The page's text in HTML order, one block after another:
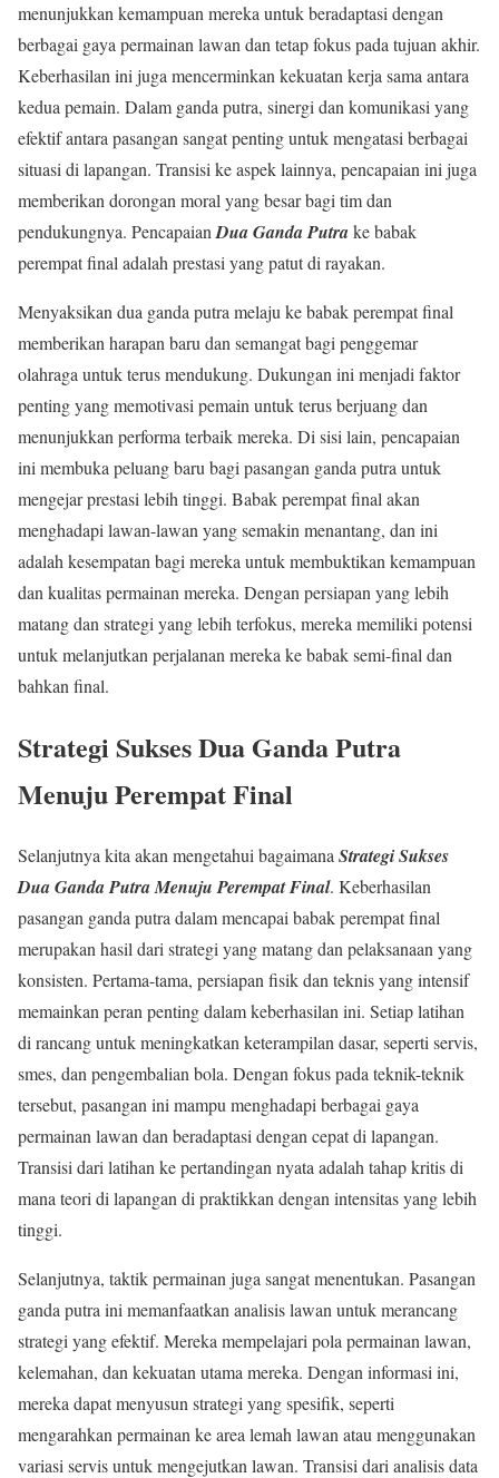
menunjukkan kemampuan mereka untuk beradaptasi dengan
berbagai gaya permainan lawan dan tetap fokus pada tujuan akhir.
Keberhasilan ini juga mencerminkan kekuatan kerja sama antara
kedua pemain. Dalam ganda putra, sinergi dan komunikasi yang
efektif antara pasangan sangat penting untuk mengatasi berbagai
situasi di lapangan. Transisi ke aspek lainnya, pencapaian ini juga
memberikan dorongan moral yang besar bagi tim dan
pendukungnya. Pencapaian Dua Ganda Putrake babak
perempat final adalah prestasi yang patut di rayakan.
Menyaksikan dua ganda putra melaju ke babak perempat final
memberikan harapan baru dan semangat bagi penggemar
olahraga untuk terus mendukung. Dukungan ini menjadi faktor
penting yang memotivasi pemain untuk terus berjuang dan
menunjukkan performa terbaik mereka. Di sisi lain, pencapaian
ini membuka peluang baru bagi pasangan ganda putra untuk
mengejar prestasi lebih tinggi. Babak perempat final akan
menghadapi lawan-lawan yang semakin menantang, dan ini
adalah kesempatan bagi mereka untuk membuktikan kemampuan
dan kualitas permainan mereka. Dengan persiapan yang lebih
matang dan strategi yang lebih terfokus, mereka memiliki potensi
untuk melanjutkan perjalanan mereka ke babak semi-final dan
bahkan final.
Strategi Sukses Dua Ganda Putra
Menuju Perempat Final
Selanjutnya kita akan mengetahui bagaimana Strategi Sukses
Dua Ganda Putra Menuju Perempat Final. Keberhasilan
pasangan ganda putra dalam mencapai babak perempat final
merupakan hasil dari strategi yang matang dan pelaksanaan yang
konsisten. Pertama-tama, persiapan fisik dan teknis yang intensif
memainkan peran penting dalam keberhasilan ini. Setiap latihan
di rancang untuk meningkatkan keterampilan dasar, seperti servis,
smes, dan pengembalian bola. Dengan fokus pada teknik-teknik
tersebut, pasangan ini mampu menghadapi berbagai gaya
permainan lawan dan beradaptasi dengan cepat di lapangan.
Transisi dari latihan ke pertandingan nyata adalah tahap kritis di
mana teori di lapangan di praktikkan dengan intensitas yang lebih
tinggi.
Selanjutnya, taktik permainan juga sangat menentukan. Pasangan
ganda putra ini memanfaatkan analisis lawan untuk merancang
strategi yang efektif. Mereka mempelajari pola permainan lawan,
kelemahan, dan kekuatan utama mereka. Dengan informasi ini,
mereka dapat menyusun strategi yang spesifik, seperti
mengarahkan permainan ke area lemah lawan atau menggunakan
variasi servis untuk mengejutkan lawan. Transisi dari analisis data